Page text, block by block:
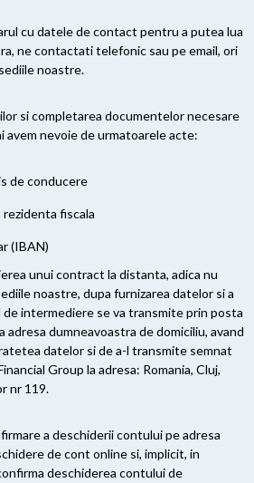
cu datele de contact pentru a putea lua
ne contactati telefonic sau pe email, ori
noastre.
si completarea documentelor necesare
avem nevoie de urmatoarele acte:
de conducere
fiscala
(IBAN)
unui contract la distanta, adica nu
noastre, dupa furnizarea datelor si a
intermediere se va transmite prin posta
adresa dumneavoastra de domiciliu, avand
datelor si de a-l transmite semnat
Group la adresa: Romania, Cluj,
nr 119.
a deschiderii contului pe adresa
de cont online si, implicit, in
deschiderea contului de